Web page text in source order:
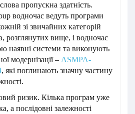
пропускна здатність.
водночас ведуть програми
зі звичайних категорій
розглянутих вище, і водночас
наявні системи та виконують
модернізації – ASMPA-
, які поглинають значну частину
ризик. Кілька програм уже
а послідовні залежності